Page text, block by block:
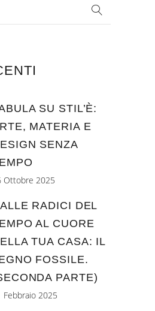
SU STIL’È:
MATERIA E
SENZA
Ottobre 2025
RADICI DEL
AL CUORE
TUA CASA: IL
FOSSILE.
PARTE)
Febbraio 2025